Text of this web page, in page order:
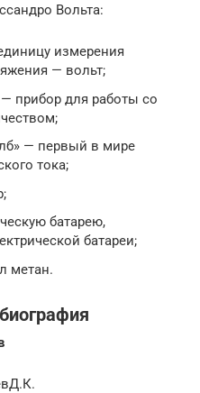
Вольта:
измерения
— вольт;
прибор для работы со
— первый в мире
тока;
батарею,
батареи;
метан.